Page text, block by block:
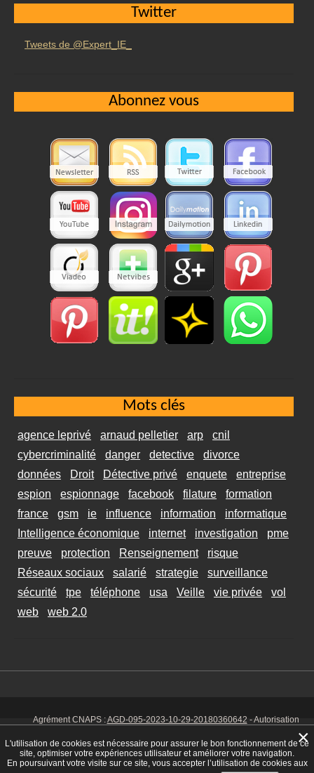
Twitter
Tweets de @Expert_IE_
Abonnez vous
Mots clés
agence leprivé arnaud pelletier arp
cnil
cybercriminalité
danger detective
divorce
données
Droit Détective privé enquete
entreprise
espion
espionnage facebook filature
formation
france
gsm ie influence information
informatique
Intelligence économique
internet investigation
pme
preuve
protection Renseignement
risque
Réseaux sociaux
salarié strategie
surveillance
sécurité
tpe téléphone usa Veille vie privée
vol
web
web 2.0
Agrément CNAPS :AGD-095-2023-10-29-20180360642 - Autorisation
925 00038 - Code NAF 8030 Z -Mentions Légales-CookiesTél. : 06 14
01 75 32
L'utilisation de cookies est nécessaire pour assurer le bon fonctionnement de ce
site, optimiser votre expériences utilisateur et améliorer votre navigation.
En poursuivant votre visite sur ce site, vous accepter l’utilisation de cookies aux
×